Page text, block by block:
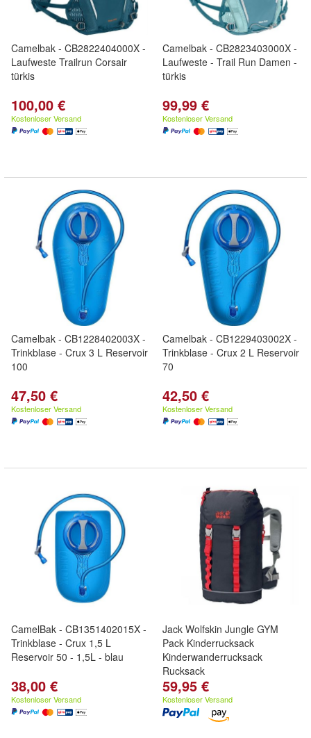
Camelbak - CB2822404000X -
Laufweste Trailrun Corsair
türkis
100,00 €
Kostenloser Versand
Camelbak - CB2823403000X -
Laufweste - Trail Run Damen -
türkis
99,99 €
Kostenloser Versand
Camelbak - CB1228402003X -
Trinkblase - Crux 3 L Reservoir
100
47,50 €
Kostenloser Versand
Camelbak - CB1229403002X -
Trinkblase - Crux 2 L Reservoir
70
42,50 €
Kostenloser Versand
CamelBak - CB1351402015X -
Trinkblase - Crux 1,5 L
Reservoir 50 - 1,5L - blau
38,00 €
Kostenloser Versand
Jack Wolfskin Jungle GYM
Pack Kinderrucksack
Kinderwanderrucksack
Rucksack
59,95 €
Kostenloser Versand